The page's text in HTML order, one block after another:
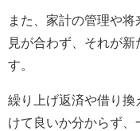
また、家計の管理や
見が合わず、それが
す。
繰り上げ返済や借り換
けて良いか分からず、